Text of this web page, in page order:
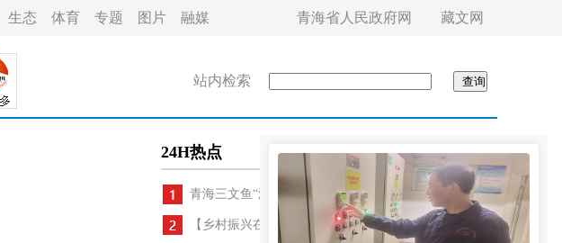
生态 体育 专题 图片 融媒 青海省人民政府网 藏文网
站内检索
24H热点
青海三文鱼“游出”国门闯世界
【乡村振兴在青海】大通：金色沃野丰收景 现代农业...